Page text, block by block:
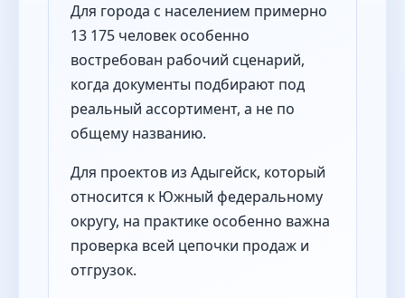
Для города с населением примерно
13 175 человек особенно
востребован рабочий сценарий,
когда документы подбирают под
реальный ассортимент, а не по
общему названию.
Для проектов из Адыгейск, который
относится к Южный федеральному
округу, на практике особенно важна
проверка всей цепочки продаж и
отгрузок.